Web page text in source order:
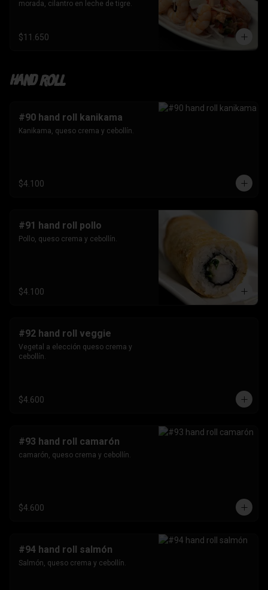
morada, cilantro en leche de tigre.
$11.650
Hand roll
#90 hand roll kanikama
Kanikama, queso crema y cebollín.
$4.100
#91 hand roll pollo
Pollo, queso crema y cebollín.
$4.100
#92 hand roll veggie
Vegetal a elección queso crema y
cebollín.
$4.600
#93 hand roll camarón
camarón, queso crema y cebollín.
$4.600
#94 hand roll salmón
Salmón, queso crema y cebollín.